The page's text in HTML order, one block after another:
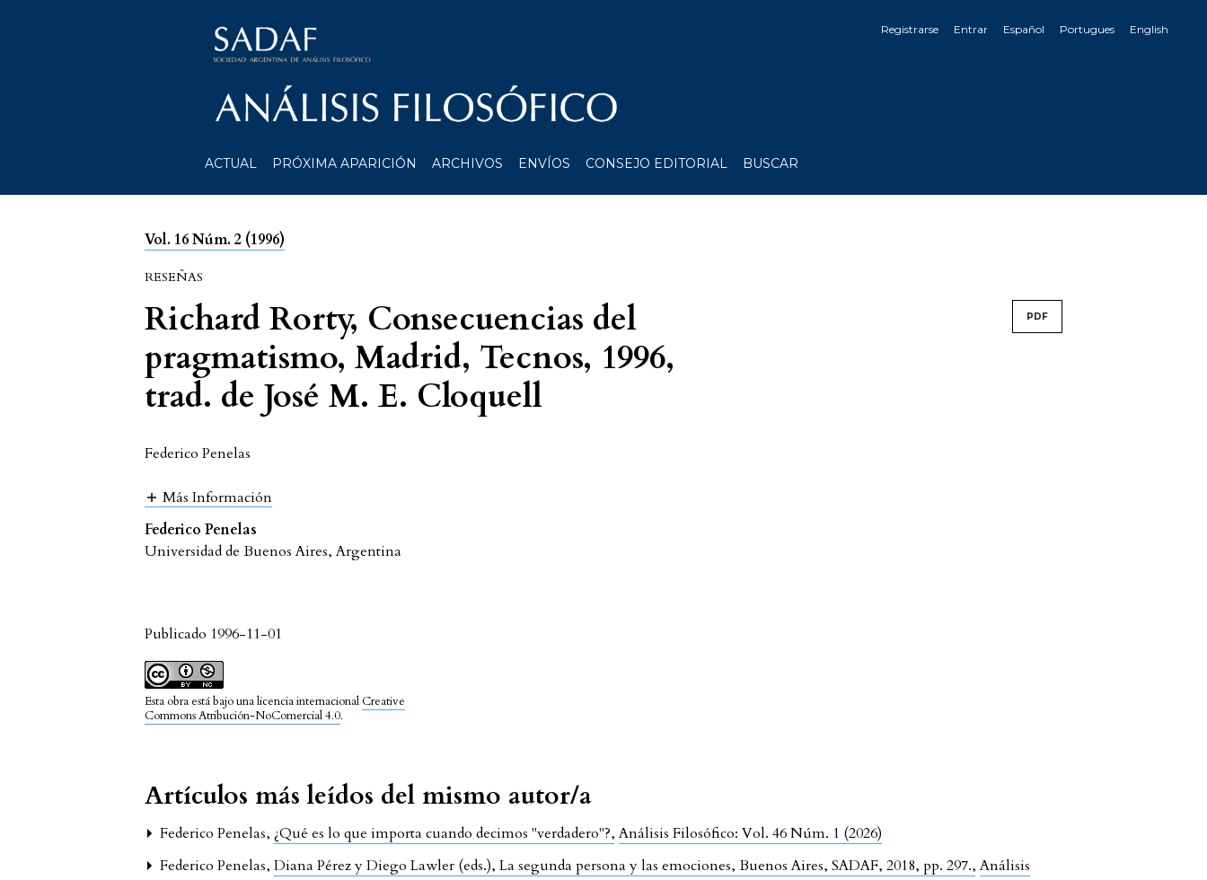
Registrarse Entrar Español Portugues English
ACTUAL PRÓXIMA APARICIÓN ARCHIVOS ENVÍOS CONSEJO EDITORIAL BUSCAR
Vol. 16 Núm. 2 (1996)
RESEÑAS
Richard Rorty, Consecuencias del
pragmatismo, Madrid, Tecnos, 1996,
trad. de José M. E. Cloquell
PDF
Federico Penelas
Más Información
Federico Penelas
Universidad de Buenos Aires, Argentina
Publicado 1996-11-01
Esta obra está bajo una licencia internacional Creative
Commons Atribución-NoComercial 4.0.
Artículos más leídos del mismo autor/a
Federico Penelas,¿Qué es lo que importa cuando decimos "verdadero"?,Análisis Filosófico: Vol. 46 Núm. 1 (2026)
Federico Penelas,Diana Pérez y Diego Lawler (eds.), La segunda persona y las emociones, Buenos Aires, SADAF, 2018, pp. 297.,Análisis